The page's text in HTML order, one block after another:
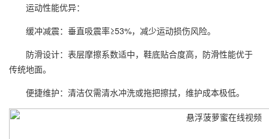
运动性能优异：
缓冲减震：垂直吸震率≥53%，减少运动损伤风险。
防滑设计：表层摩擦系数适中，鞋底贴合度高，防滑性能优于
传统地面。
便捷维护：清洁仅需清水冲洗或拖把擦拭，维护成本极低。